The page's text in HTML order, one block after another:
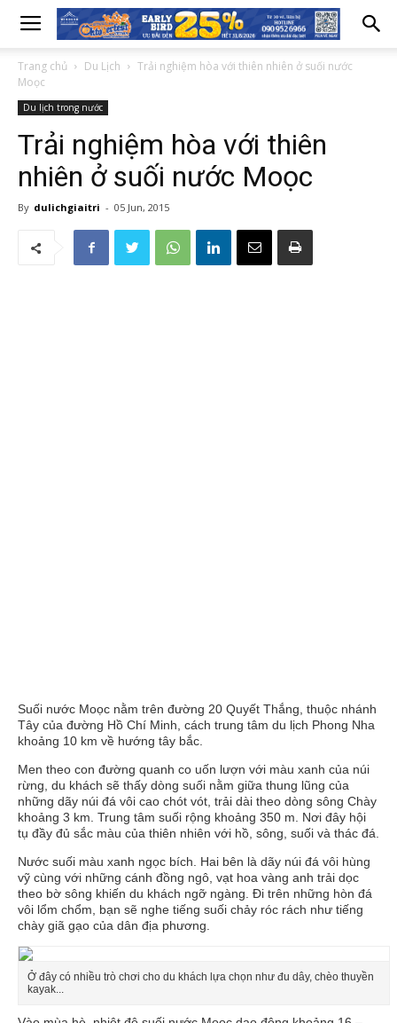
Trang chủ Du Lịch
Trải nghiệm hòa với thiên nhiên ở suối nước
Moọc
Du lịch trong nước
Trải nghiệm hòa với thiên
nhiên ở suối nước Moọc
By dulichgiaitri - 05 Jun, 2015
Suối nước Moọc nằm trên đường 20 Quyết Thắng, thuộc nhánh
Tây của đường Hồ Chí Minh, cách trung tâm du lịch Phong Nha
khoảng 10 km về hướng tây bắc.
Men theo con đường quanh co uốn lượn với màu xanh của núi
rừng, du khách sẽ thấy dòng suối nằm giữa thung lũng của
những dãy núi đá vôi cao chót vót, trải dài theo dòng sông Chày
khoảng 3 km. Trung tâm suối rộng khoảng 350 m. Nơi đây hội
tụ đầy đủ sắc màu của thiên nhiên với hồ, sông, suối và thác đá.
Nước suối màu xanh ngọc bích. Hai bên là dãy núi đá vôi hùng
vỹ cùng với những cánh đồng ngô, vạt hoa vàng anh trải dọc
theo bờ sông khiến du khách ngỡ ngàng. Đi trên những hòn đá
vôi lổm chổm, bạn sẽ nghe tiếng suối chảy róc rách như tiếng
chày giã gạo của dân địa phương.
Ở đây có nhiều trò chơi cho du khách lựa chọn như đu dây, chèo thuyền
kayak...